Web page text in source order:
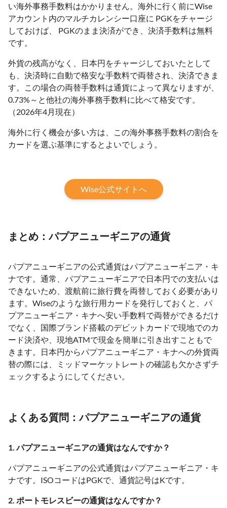
い海外事務手数料はかかりません。海外に行く前にWise
アカウント内のマルチカレンシー口座に PGKをチャージ
しておけば、 PGKのまま決済ができ、決済手数料は無料
です。
外貨の残高がなく、日本円をチャージしておいたとして
も、決済時に自動で格安な手数料で両替され、決済できま
す。この場合の両替手数料は通貨によって異なりますが、
0.73%～と他社の海外事務手数料に比べて格安です。
（2026年4月現在）
海外に行く機会が多い方は、この海外事務手数料の割合を
カードを選ぶ基準にするとよいでしょう。
Wise公式サイトへ
まとめ：パプアニューギニアの通貨
パプアニューギニアの公式通貨はパプアニューギニア・キ
ナです。通常、パプアニューギニアで日本円での支払いは
できないため、渡航前に旅行費を両替しておく必要があり
ます。Wiseのような旅行用カードを発行しておくと、パ
プアニューギニア・キナへ安い手数料で両替ができるだけ
でなく、国際ブランド搭載のデビットカードで現地でのカ
ード決済や、現地ATMで現金を簡単に引き出すこともで
きます。日本円からパプアニューギニア・キナへの外貨両
替の際には、ミッドマーケットレートの確認も欠かさずチ
ェックするようにしてください。
よくある質問：パプアニューギニアの通貨
1. パプアニューギニアの通貨はなんですか？
パプアニューギニアの公式通貨はパプアニューギニア・キ
ナです。ISOコードはPGKで、通貨記号はKです。
2. ポートモレスビーの通貨はなんですか？